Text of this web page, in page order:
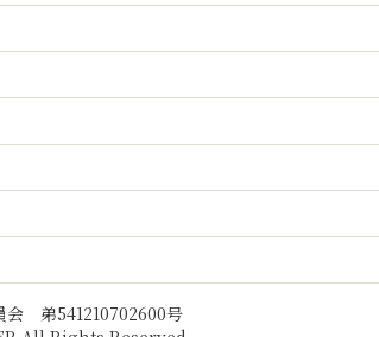
会 弟541210702600号